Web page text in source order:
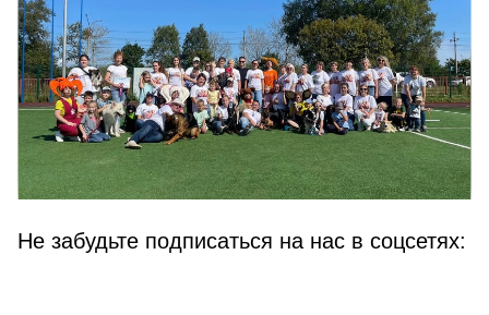
Не забудьте подписаться на нас в соцсетях: